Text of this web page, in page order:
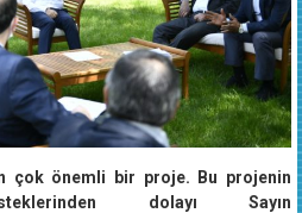
dolayı Sayın